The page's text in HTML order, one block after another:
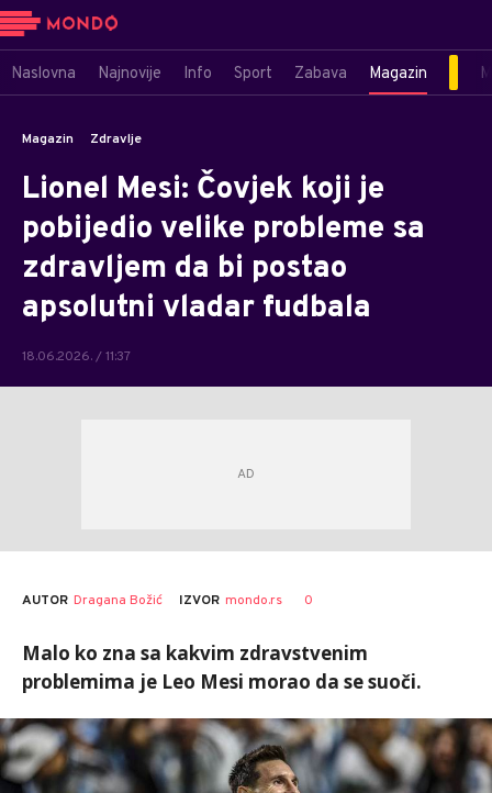
Naslovna Najnovije Info Sport Zabava Magazin
Magazin Zdravlje
Lionel Mesi: Čovjek koji je
pobijedio velike probleme sa
zdravljem da bi postao
apsolutni vladar fudbala
18.06.2026. / 11:37
AUTOR Dragana Božić IZVOR mondo.rs 0
Malo ko zna sa kakvim zdravstvenim
problemima je Leo Mesi morao da se suoči.